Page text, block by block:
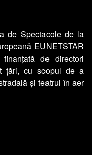
de Spectacole de la
EUNETSTAR
de directori
țări, cu scopul de a
și teatrul în aer